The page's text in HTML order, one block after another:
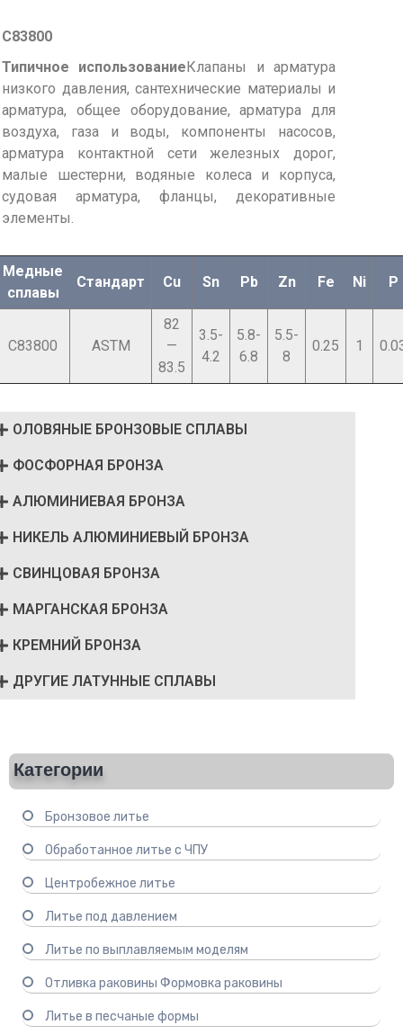
C83800
Типичное использование Клапаны и арматура
низкого давления, сантехнические материалы и
арматура, общее оборудование, арматура для
воздуха, газа и воды, компоненты насосов,
арматура контактной сети железных дорог,
малые шестерни, водяные колеса и корпуса,
судовая арматура, фланцы, декоративные
элементы.
Медные
сплавы
Стандарт Cu Sn Pb Zn Fe Ni P
C83800 ASTM
82
—
83.5
3.5-
4.2
5.8-
6.8
5.5-
8
0.25 1
ОЛОВЯНЫЕ БРОНЗОВЫЕ СПЛАВЫ
ФОСФОРНАЯ БРОНЗА
АЛЮМИНИЕВАЯ БРОНЗА
НИКЕЛЬ АЛЮМИНИЕВЫЙ БРОНЗА
СВИНЦОВАЯ БРОНЗА
МАРГАНСКАЯ БРОНЗА
КРЕМНИЙ БРОНЗА
ДРУГИЕ ЛАТУННЫЕ СПЛАВЫ
Категории
Бронзовое литье
Обработанное литье с ЧПУ
Центробежное литье
Литье под давлением
Литье по выплавляемым моделям
Отливка раковины Формовка раковины
Литье в песчаные формы